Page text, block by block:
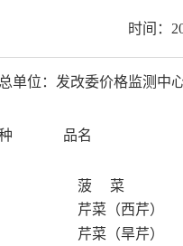
时间：
总单位：发改委价格
品名
菠 菜
芹菜（西芹）
芹菜（旱芹）